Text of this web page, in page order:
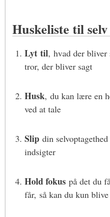
Huskeliste til selv
Lyt til, hvad der
tror, der bliver sagt
Husk, du kan lære en
ved at tale
Slip din
indsigter
Hold fokus på det du
får, så kan du kun